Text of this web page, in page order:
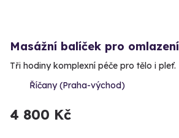
Masážní balíček pro
Tři hodiny komplexní péče pro tělo i pleť.
Říčany (Praha-východ)
4 800 Kč